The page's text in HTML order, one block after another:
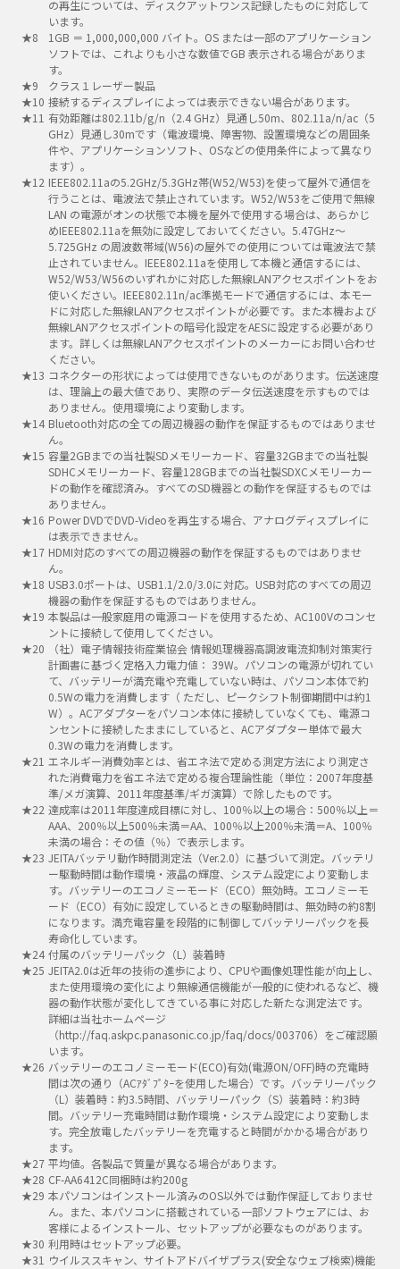
の再生については、ディスクアットワンス記録したものに対応して
います。
1GB ＝ 1,000,000,000 バイト。OS または一部のアプリケーション
ソフトでは、これよりも小さな数値でGB 表示される場合がありま
す。
クラス１レーザー製品
接続するディスプレイによっては表示できない場合があります。
有効距離は802.11b/g/n（2.4 GHz）見通し50m、802.11a/n/ac（5
GHz）見通し30mです（電波環境、障害物、設置環境などの周囲条
件や、アプリケーションソフト、OSなどの使用条件によって異なり
ます）。
IEEE802.11aの5.2GHz/5.3GHz帯(W52/W53)を使って屋外で通信を
行うことは、電波法で禁止されています。W52/W53をご使用で無線
LAN の電源がオンの状態で本機を屋外で使用する場合は、あらかじ
めIEEE802.11aを無効に設定しておいてください。5.47GHz～
5.725GHz の周波数帯域(W56)の屋外での使用については電波法で禁
止されていません。IEEE802.11aを使用して本機と通信するには、
W52/W53/W56のいずれかに対応した無線LANアクセスポイントをお
使いください。IEEE802.11n/ac準拠モードで通信するには、本モー
ドに対応した無線LANアクセスポイントが必要です。また本機および
無線LANアクセスポイントの暗号化設定をAESに設定する必要があり
ます。詳しくは無線LANアクセスポイントのメーカーにお問い合わせ
ください。
コネクターの形状によっては使用できないものがあります。伝送速度
は、理論上の最大値であり、実際のデータ伝送速度を示すものでは
ありません。使用環境により変動します。
Bluetooth対応の全ての周辺機器の動作を保証するものではありませ
ん。
容量2GBまでの当社製SDメモリーカード、容量32GBまでの当社製
SDHCメモリーカード、容量128GBまでの当社製SDXCメモリーカー
ドの動作を確認済み。すべてのSD機器との動作を保証するものでは
ありません。
Power DVDでDVD-Videoを再生する場合、アナログディスプレイに
は表示できません。
HDMI対応のすべての周辺機器の動作を保証するものではありませ
ん。
USB3.0ポートは、USB1.1/2.0/3.0に対応。USB対応のすべての周辺
機器の動作を保証するものではありません。
本製品は一般家庭用の電源コードを使用するため、AC100Vのコンセ
ントに接続して使用してください。
（社）電子情報技術産業協会 情報処理機器高調波電流抑制対策実行
計画書に基づく定格入力電力値： 39W。パソコンの電源が切れてい
て、バッテリーが満充電や充電していない時は、パソコン本体で約
0.5Wの電力を消費します（ ただし、ピークシフト制御期間中は約1
W）。ACアダプターをパソコン本体に接続していなくても、電源コ
ンセントに接続したままにしていると、ACアダプター単体で最大
0.3Wの電力を消費します。
エネルギー消費効率とは、省エネ法で定める測定方法により測定さ
れた消費電力を省エネ法で定める複合理論性能（単位：2007年度基
準/メガ演算、2011年度基準/ギガ演算）で除したものです。
達成率は2011年度達成目標に対し、100％以上の場合：500％以上＝
AAA、200％以上500％未満＝AA、100％以上200％未満＝A、100％
未満の場合：その値（％）で表示します。
JEITAバッテリ動作時間測定法（Ver.2.0）に基づいて測定。バッテリ
ー駆動時間は動作環境・液晶の輝度、システム設定により変動しま
す。バッテリーのエコノミーモード（ECO）無効時。エコノミーモ
ード（ECO）有効に設定しているときの駆動時間は、無効時の約8割
になります。満充電容量を段階的に制御してバッテリーパックを長
寿命化しています。
付属のバッテリーパック（L）装着時
JEITA2.0は近年の技術の進歩により、CPUや画像処理性能が向上し、
また使用環境の変化により無線通信機能が一般的に使われるなど、機
器の動作状態が変化してきている事に対応した新たな測定法です。
詳細は当社ホームページ
（http://faq.askpc.panasonic.co.jp/faq/docs/003706）をご確認願
います。
バッテリーのエコノミーモード(ECO)有効(電源ON/OFF)時の充電時
間は次の通り（ACｱﾀﾞﾌﾟﾀｰを使用した場合）です。バッテリーパック
（L）装着時：約3.5時間、バッテリーパック（S）装着時：約3時
間。バッテリー充電時間は動作環境・システム設定により変動しま
す。完全放電したバッテリーを充電すると時間がかかる場合があり
ます。
平均値。各製品で質量が異なる場合があります。
CF-AA6412C同梱時は約200g
本パソコンはインストール済みのOS以外では動作保証しておりませ
ん。また、本パソコンに搭載されている一部ソフトウェアには、お
客様によるインストール、セットアップが必要なものがあります。
利用時はセットアップ必要。
ウイルススキャン、サイトアドバイザプラス(安全なウェブ検索)機能